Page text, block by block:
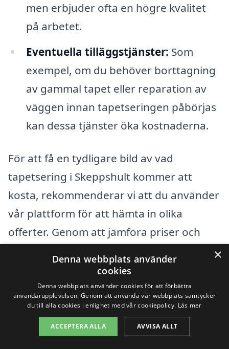
men erbjuder ofta en högre kvalitet
på arbetet.
Eventuella tilläggstjänster: Som
exempel, om du behöver borttagning
av gammal tapet eller reparation av
väggen innan tapetseringen påbörjas
kan dessa tjänster öka kostnaderna.
För att få en tydligare bild av vad
tapetsering i Skeppshult kommer att
kosta, rekommenderar vi att du använder
vår plattform för att hämta in olika
offerter. Genom att jämföra priser och
den bästa lösningen för dina behov.
Skapa en lista över vad du vill ha hjälp
med, så att när du ber om offerter, kan du
få en så exakt kostnad som möjligt. Med
×
Denna webbplats använder
cookies
Denna webbplats använder cookies för att förbättra
användarupplevelsen. Genom att använda vår webbplats samtycker
du till alla cookies i enlighet med vår cookiepolicy. Läs mer
ACCEPTERA ALLA AVVISA ALLT